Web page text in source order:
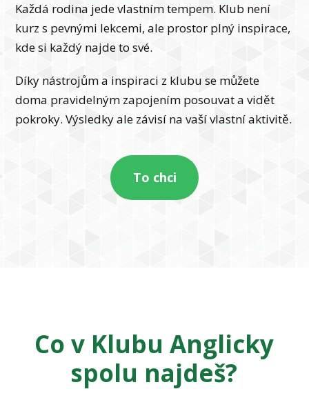
Každá rodina jede vlastním tempem. Klub není
kurz s pevnými lekcemi, ale prostor plný inspirace,
kde si každý najde to své.
Díky nástrojům a inspiraci z klubu se můžete
doma pravidelným zapojením posouvat a vidět
pokroky. Výsledky ale závisí na vaší vlastní aktivitě.
To chci
Co v Klubu Anglicky
spolu najdeš?